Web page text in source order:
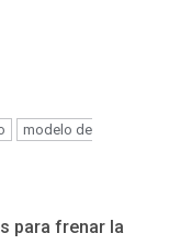
modelo de
para frenar la